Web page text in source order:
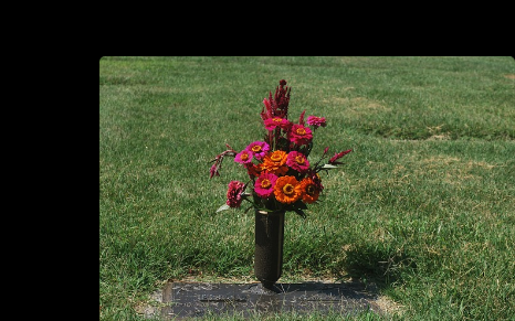
Kuka
Sinut
perii?
Sinkun
kannattaa
tehdä
testamentti
ajoissa